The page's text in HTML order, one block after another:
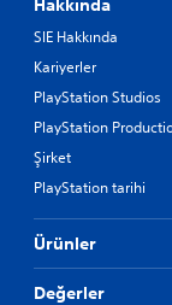
Hakkında
SIE Hakkında
Kariyerler
PlayStation Studios
PlayStation
Şirket
PlayStation tarihi
Ürünler
Değerler